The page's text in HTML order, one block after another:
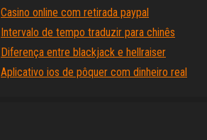
Casino online com retirada paypal
Intervalo de tempo traduzir para chinês
Diferença entre blackjack e hellraiser
Aplicativo ios de pôquer com dinheiro real